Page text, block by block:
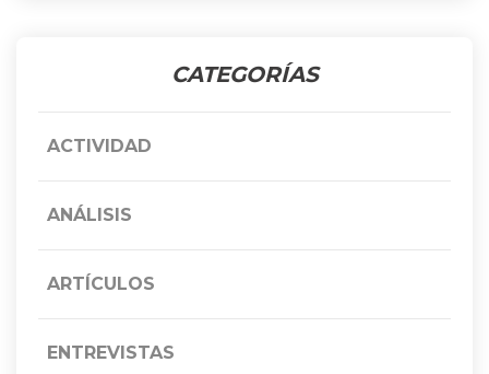
CATEGORÍAS
ACTIVIDAD
ANÁLISIS
ARTÍCULOS
ENTREVISTAS